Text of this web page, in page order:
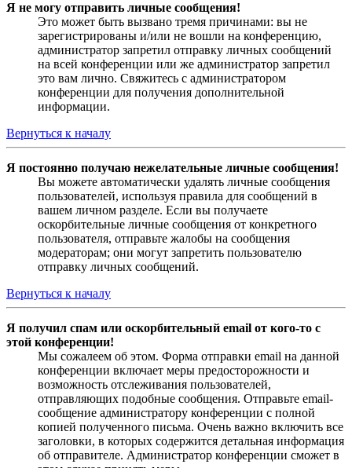
Я не могу отправить личные сообщения!
Это может быть вызвано тремя причинами: вы не
зарегистрированы и/или не вошли на конференцию,
администратор запретил отправку личных сообщений
на всей конференции или же администратор запретил
это вам лично. Свяжитесь с администратором
конференции для получения дополнительной
информации.
Вернуться к началу
Я постоянно получаю нежелательные личные сообщения!
Вы можете автоматически удалять личные сообщения
пользователей, используя правила для сообщений в
вашем личном разделе. Если вы получаете
оскорбительные личные сообщения от конкретного
пользователя, отправьте жалобы на сообщения
модераторам; они могут запретить пользователю
отправку личных сообщений.
Вернуться к началу
Я получил спам или оскорбительный email от кого-то с
этой конференции!
Мы сожалеем об этом. Форма отправки email на данной
конференции включает меры предосторожности и
возможность отслеживания пользователей,
отправляющих подобные сообщения. Отправьте email-
сообщение администратору конференции с полной
копией полученного письма. Очень важно включить все
заголовки, в которых содержится детальная информация
об отправителе. Администратор конференции сможет в